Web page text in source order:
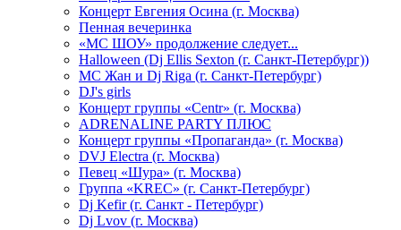
Концерт Евгения Осина (г. Москва)
Пенная вечеринка
«МС ШОУ» продолжение следует...
Halloween (Dj Ellis Sexton (г. Санкт-Петербург))
МС Жан и Dj Riga (г. Санкт-Петербург)
DJ's girls
Концерт группы «Centr» (г. Москва)
ADRENALINE PARTY ПЛЮС
Концерт группы «Пропаганда» (г. Москва)
DVJ Electra (г. Москва)
Певец «Шура» (г. Москва)
Группа «KREC» (г. Санкт-Петербург)
Dj Kefir (г. Санкт - Петербург)
Dj Lvov (г. Москва)